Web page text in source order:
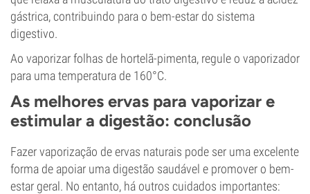
gástrica, contribuindo para o bem-estar do sistema
digestivo.
Ao vaporizar folhas de hortelã-pimenta, regule o vaporizador
para uma temperatura de 160°C.
As melhores ervas para vaporizar e
estimular a digestão: conclusão
Fazer vaporização de ervas naturais pode ser uma excelente
forma de apoiar uma digestão saudável e promover o bem-
estar geral. No entanto, há outros cuidados importantes: